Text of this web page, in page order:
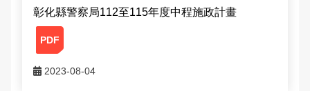
彰化縣警察局112至115年度中程施政計畫
2023-08-04